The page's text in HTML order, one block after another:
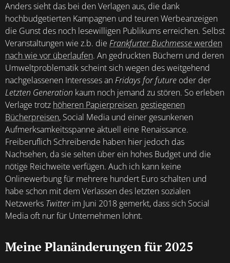
Anders sieht das bei den Verlagen aus, die dank
hochbudgetierten Kampagnen und teuren Werbeanzeigen
die Gunst des noch lesewilligen Publikums erreichen. Selbst
Veranstaltungen wie z.b. die Frankfurter Buchmessewerden
nach wie vor überlaufen. An gedruckten Büchern und deren
Umweltproblematik scheint sich wegen des weitgehend
nachgelassenen Interesses anFridays for future oder der
Letzten Generation kaum noch jemand zu stören. So erleben
Verlage trotz höheren Papierpreisen, gestiegenen
Bücherpreisen, Social Media und einer gesunkenen
Aufmerksamkeitsspanne aktuell eine Renaissance.
Freiberuflich Schreibende haben hier jedoch das
Nachsehen, da sie selten über ein hohes Budget und die
nötige Reichweite verfügen. Auch ich kann keine
Onlinewerbung für mehrere hundert Euro schalten und
habe schon mit dem Verlassen des letzten sozialen
Netzwerks Twitterim Juni 2018 gemerkt, dass sich Social
Media oft nur für Unternehmen lohnt.
Meine Planänderungen für 2025